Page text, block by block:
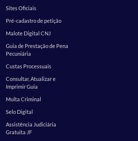
Sites Oficiais
Pré-cadastro de petição
Malote Digital CNJ
Guia de Prestação de Pena
Pecuniária
Custas Processuais
Consultar, Atualizar e
Imprimir Guia
Multa Criminal
Selo Digital
Assistência Judiciária
Gratuita JF